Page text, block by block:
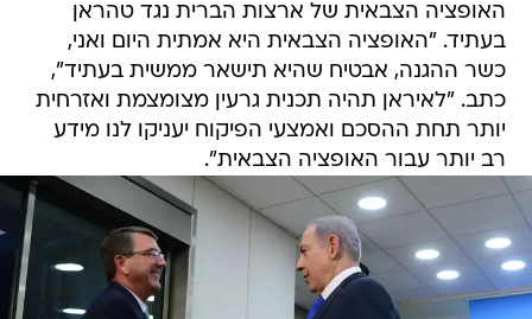
האופציה הצבאית של ארצות הברית נגד טהראן
בעתיד. "האופציה הצבאית היא אמתית היום ואני,
כשר ההגנה, אבטיח שהיא תישאר ממשית בעתיד",
כתב. "לאיראן תהיה תכנית גרעין מצומצמת ואזרחית
יותר תחת ההסכם ואמצעי הפיקוח יעניקו לנו מידע
רב יותר עבור האופציה הצבאית".